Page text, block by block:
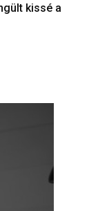
kissé a